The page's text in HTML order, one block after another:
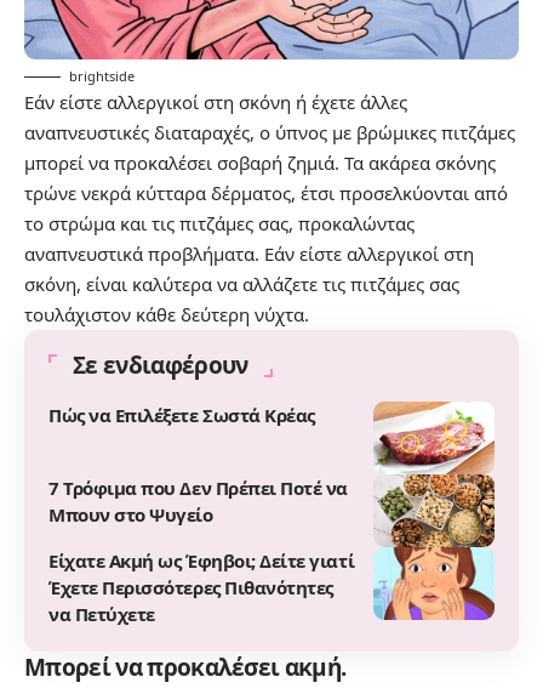
brightside
Εάν είστε αλλεργικοί στη σκόνη ή έχετε άλλες
αναπνευστικές διαταραχές, ο ύπνος με βρώμικες πιτζάμες
μπορεί να προκαλέσει σοβαρή ζημιά. Τα ακάρεα σκόνης
τρώνε νεκρά κύτταρα δέρματος, έτσι προσελκύονται από
το στρώμα και τις πιτζάμες σας, προκαλώντας
αναπνευστικά προβλήματα. Εάν είστε αλλεργικοί στη
σκόνη, είναι καλύτερα να αλλάζετε τις πιτζάμες σας
τουλάχιστον κάθε δεύτερη νύχτα.
Σε ενδιαφέρουν
Πώς να Επιλέξετε Σωστά Κρέας
7 Τρόφιμα που Δεν Πρέπει Ποτέ να
Μπουν στο Ψυγείο
Είχατε Ακμή ως Έφηβοι; Δείτε γιατί
Έχετε Περισσότερες Πιθανότητες
να Πετύχετε
Μπορεί να προκαλέσει ακμή.